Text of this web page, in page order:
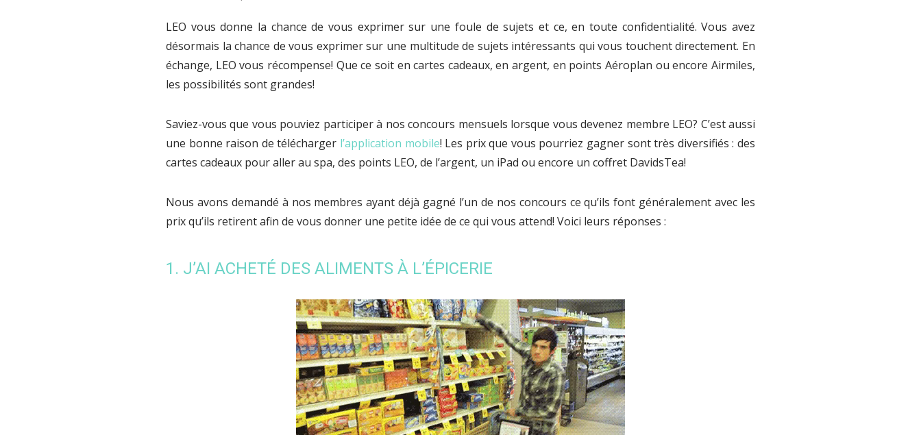
LEO vous donne la chance de vous exprimer sur une foule de sujets et ce, en toute confidentialité. Vous avez
désormais la chance de vous exprimer sur une multitude de sujets intéressants qui vous touchent directement. En
échange, LEO vous récompense! Que ce soit en cartes cadeaux, en argent, en points Aéroplan ou encore Airmiles,
les possibilités sont grandes!
Saviez-vous que vous pouviez participer à nos concours mensuels lorsque vous devenez membre LEO? C’est aussi
une bonne raison de télécharger l’application mobile! Les prix que vous pourriez gagner sont très diversifiés : des
cartes cadeaux pour aller au spa, des points LEO, de l’argent, un iPad ou encore un coffret DavidsTea!
Nous avons demandé à nos membres ayant déjà gagné l’un de nos concours ce qu’ils font généralement avec les
prix qu’ils retirent afin de vous donner une petite idée de ce qui vous attend! Voici leurs réponses :
1. J’AI ACHETÉ DES ALIMENTS À L’ÉPICERIE